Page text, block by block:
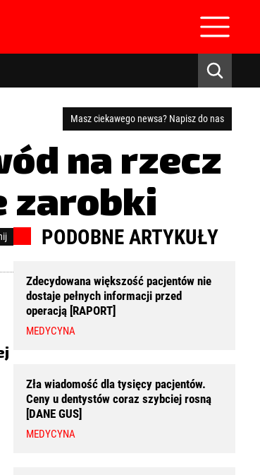
zaloguj się
Masz ciekawego newsa? Napisz do nas
na rzecz
zarobki
PODOBNE ARTYKUŁY
Zdecydowana większość pacjentów nie
dostaje pełnych informacji przed
operacją [RAPORT]
MEDYCYNA
Zła wiadomość dla tysięcy pacjentów.
Ceny u dentystów coraz szybciej rosną
[DANE GUS]
MEDYCYNA